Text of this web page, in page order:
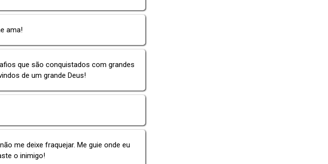
ama!
que são conquistados com grandes
de um grande Deus!
me deixe fraquejar. Me guie onde eu
o inimigo!